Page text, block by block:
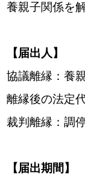
養親子関係を
【届出人】
協議離縁：養
離縁後の法定
裁判離縁：調
【届出期間】